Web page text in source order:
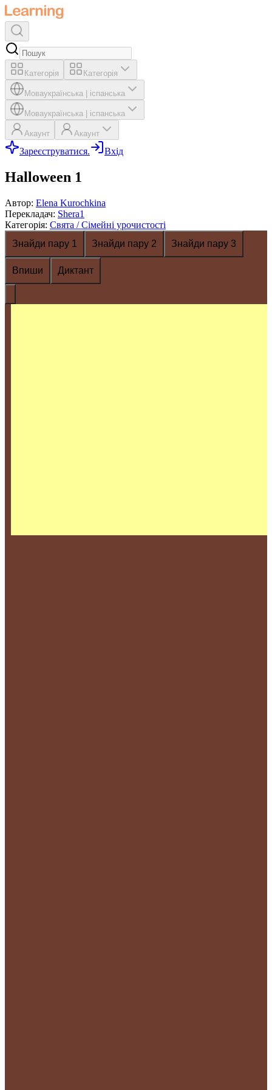
Категорія Категорія
Моваукраїнська іспанська
Моваукраїнська іспанська
Акаунт Акаунт
Зареєструватися. Вхід
Halloween 1
Автор: Elena Kurochkina
Перекладач: Shera1
Категорія: Свята / Сімейні урочистості
Знайди пару 1
Знайди пару 2 Знайди пару 3
Впиши Диктант